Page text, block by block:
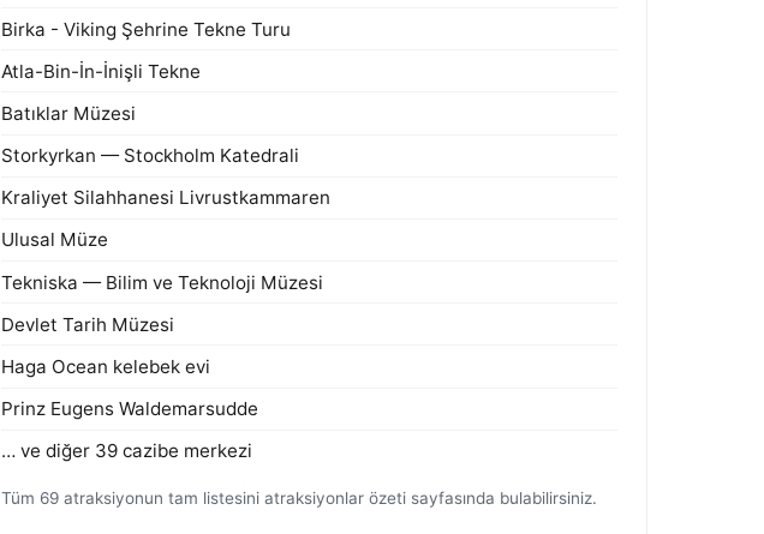
Birka - Viking Şehrine Tekne Turu
Atla-Bin-İn-İnişli Tekne
Batıklar Müzesi
Storkyrkan — Stockholm Katedrali
Kraliyet Silahhanesi Livrustkammaren
Ulusal Müze
Tekniska — Bilim ve Teknoloji Müzesi
Devlet Tarih Müzesi
Haga Ocean kelebek evi
Prinz Eugens Waldemarsudde
… ve diğer 39 cazibe merkezi
Tüm 69 atraksiyonun tam listesini atraksiyonlar özeti sayfasında bulabilirsiniz.